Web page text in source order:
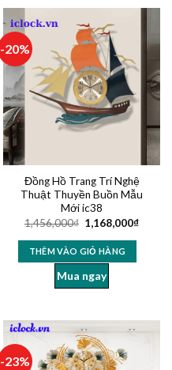
-20%
Đồng Hồ Trang Trí Nghệ
Thuật Thuyền Buồn Mẫu
Mới ic38
1,456,000₫ 1,168,000₫
THÊM VÀO GIỎ HÀNG
Mua ngay
-23%